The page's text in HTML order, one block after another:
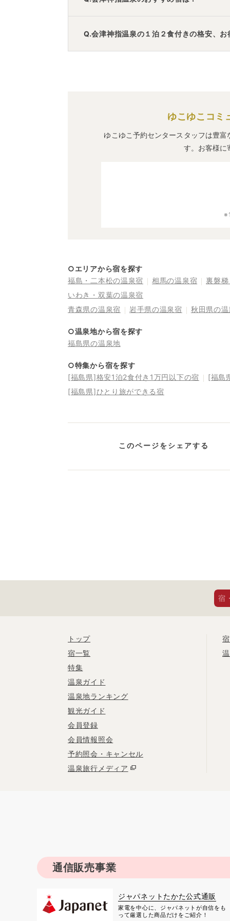
A. 「リステル 猪苗代ウイングタワー」 ・「
Q.会津神指温泉の１泊２食付きの格安、お
ゆこゆこコミ
ゆこゆこ予約センタースタッフは豊
す。お客様に
○エリアから宿を探す
福島・二本松の温泉宿
相馬の温泉宿 裏磐
いわき・双葉の温泉宿
青森県の温泉宿
岩手県の温泉宿 秋田県の温
○温泉地から宿を探す
福島県の温泉地
○特集から宿を探す
[福島県]格安1泊2食付き1万円以下の宿
[福島
[福島県]ひとり旅ができる宿
このページをシェアする
宿
トップ
宿一覧
特集
温泉ガイド
温泉地ランキング
観光ガイド
会員登録
会員情報照会
予約照会・キャンセル
温泉旅行メディア
通信販売事業
ジャパネットたかた公式通販
家電を中心に、ジャパネットが自信をも
って厳選した商品だけをご紹介！